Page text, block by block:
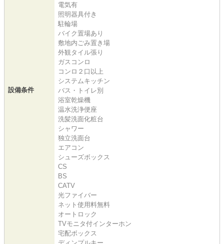
設備条件
電気有
照明器具付き
駐輪場
バイク置場あり
敷地内ごみ置き場
外観タイル張り
ガスコンロ
コンロ２口以上
システムキッチン
バス・トイレ別
浴室乾燥機
温水洗浄便座
洗髪洗面化粧台
シャワー
独立洗面台
エアコン
シューズボックス
CS
BS
CATV
光ファイバー
ネット使用料無料
オートロック
TVモニタ付インターホン
宅配ボックス
ディンプルキー